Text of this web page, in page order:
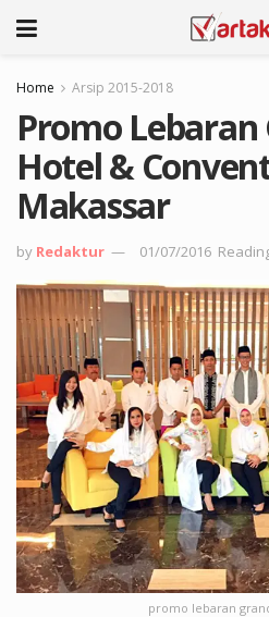
Home Arsip 2015-2018
Promo Lebaran
Hotel &
Makassar
by Redaktur 01/07/2016
promo lebaran